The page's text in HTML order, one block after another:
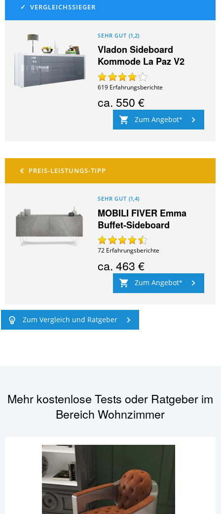
SEHR GUT (1,2)
Vladon Sideboard
Kommode La Paz V2
619 Erfahrungsberichte
ca. 550 €
Zum Angebot
SEHR GUT (1,4)
MOBILI FIVER Emma
Buffet-Sideboard
72 Erfahrungsberichte
ca.463 €
Zum Angebot
Zum Vergleich und Ratgeber
Mehr kostenlose Tests oder Ratgeber im
BereichWohnzimmer